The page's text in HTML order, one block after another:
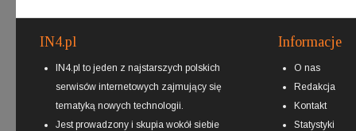
IN4.pl
IN4.pl to jeden z najstarszych polskich
serwisów internetowych zajmujący się
tematyką nowych technologii.
Jest prowadzony i skupia wokół siebie
Informacje
O nas
Redakcja
Kontakt
Statystyki